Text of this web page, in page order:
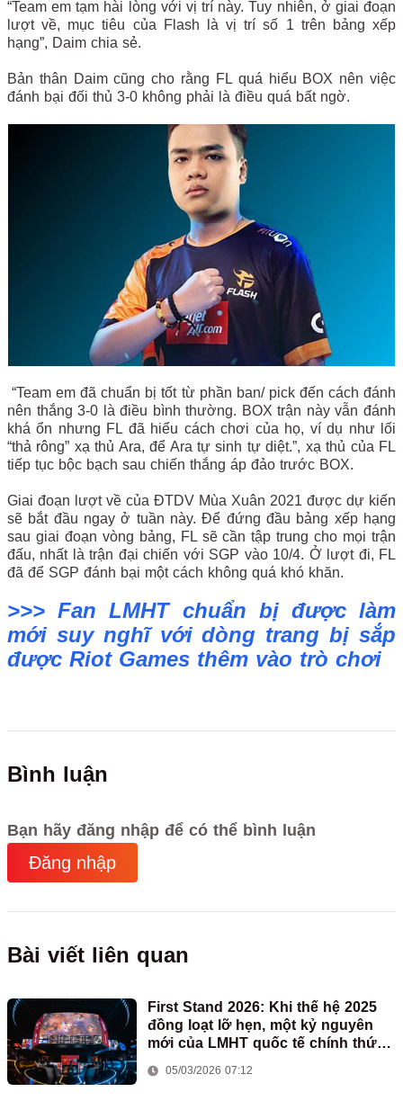
“Team em tạm hài lòng với vị trí này. Tuy nhiên, ở giai đoạn
lượt về, mục tiêu của Flash là vị trí số 1 trên bảng xếp
hạng”, Daim chia sẻ.
Bản thân Daim cũng cho rằng FL quá hiểu BOX nên việc
đánh bại đối thủ 3-0 không phải là điều quá bất ngờ.
“Team em đã chuẩn bị tốt từ phần ban/ pick đến cách đánh
nên thắng 3-0 là điều bình thường. BOX trận này vẫn đánh
khá ổn nhưng FL đã hiểu cách chơi của họ, ví dụ như lối
“thả rông” xạ thủ Ara, để Ara tự sinh tự diệt.”, xạ thủ của FL
tiếp tục bộc bạch sau chiến thắng áp đảo trước BOX.
Giai đoạn lượt về của ĐTDV Mùa Xuân 2021 được dự kiến
sẽ bắt đầu ngay ở tuần này. Để đứng đầu bảng xếp hạng
sau giai đoạn vòng bảng, FL sẽ cần tập trung cho mọi trận
đấu, nhất là trận đại chiến với SGP vào 10/4. Ở lượt đi, FL
đã để SGP đánh bại một cách không quá khó khăn.
>>> Fan LMHT chuẩn bị được làm
mới suy nghĩ với dòng trang bị sắp
được Riot Games thêm vào trò chơi
Bình luận
Bạn hãy đăng nhập để có thể bình luận
Đăng nhập
Bài viết liên quan
First Stand 2026: Khi thế hệ 2025
đồng loạt lỡ hẹn, một kỷ nguyên
mới của LMHT quốc tế chính thức
mở ra
05/03/2026 07:12